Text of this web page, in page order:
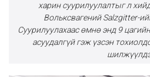
харин суурилуулалтыг л
Вольксвагений Salzgitter-
Суурилуулахаас өмнө энд 9
асуудалгүй гэж үзсэн